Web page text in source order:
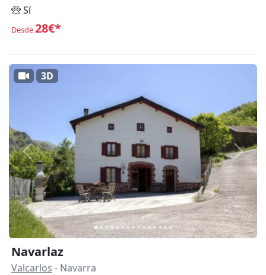
Sí
Desde28€*
Anterior
3D
Navarlaz
Valcarlos - Navarra